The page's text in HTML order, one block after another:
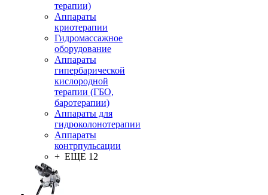
терапии)
Аппараты
криотерапии
Гидромассажное
оборудование
Аппараты
гипербарической
кислородной
терапии (ГБО,
баротерапии)
Аппараты для
гидроколонотерапии
Аппараты
контрпульсации
+ ЕЩЕ 12